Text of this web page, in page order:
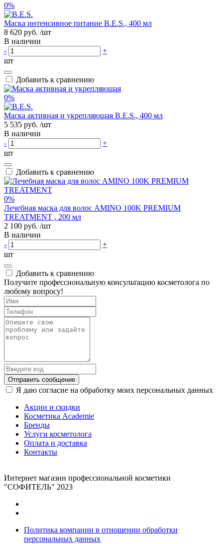
0%
Маска интенсивное питание B.E.S., 400 мл
8 620 руб. /шт
В наличии
-
+
шт
Добавить к сравнению
0%
Маска активная и укрепляющая B.E.S., 400 мл
5 535 руб. /шт
В наличии
-
+
шт
Добавить к сравнению
0%
Лечебная маска для волос AMINO 100K PREMIUM
TREATMENT , 200 мл
2 100 руб. /шт
В наличии
-
+
шт
Добавить к сравнению
Получите профессиональную консультацию косметолога по
любому вопросу!
Отправить сообщение
Я даю согласие на обработку моих персональных данных
Акции и скидки
Косметика Academie
Бренды
Услуги косметолога
Оплата и доставка
Контакты
Интернет магазин профессиональной косметики
"СОФИТЕЛЬ" 2023
Политика компании в отношении обработки
персональных данных